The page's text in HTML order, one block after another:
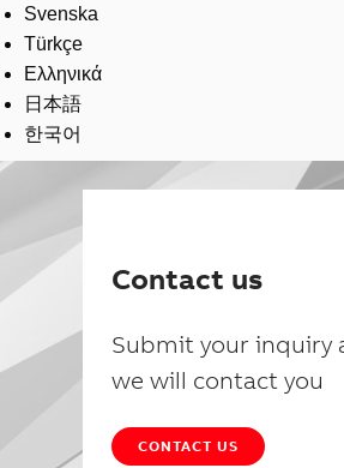
Svenska
Türkçe
Ελληνικά
日本語
한국어
Contact us
Submit your inquiry
we will contact you
CONTACT US